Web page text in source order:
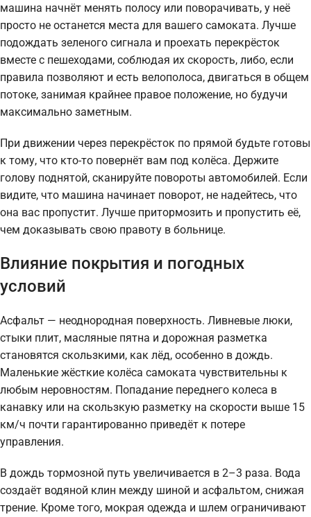
машина начнёт менять полосу или поворачивать, у неё
просто не останется места для вашего самоката. Лучше
подождать зеленого сигнала и проехать перекрёсток
вместе с пешеходами, соблюдая их скорость, либо, если
правила позволяют и есть велополоса, двигаться в общем
потоке, занимая крайнее правое положение, но будучи
максимально заметным.
При движении через перекрёсток по прямой будьте готовы
к тому, что кто-то повернёт вам под колёса. Держите
голову поднятой, сканируйте повороты автомобилей. Если
видите, что машина начинает поворот, не надейтесь, что
она вас пропустит. Лучше притормозить и пропустить её,
чем доказывать свою правоту в больнице.
Влияние покрытия и погодных
условий
Асфальт — неоднородная поверхность. Ливневые люки,
стыки плит, масляные пятна и дорожная разметка
становятся скользкими, как лёд, особенно в дождь.
Маленькие жёсткие колёса самоката чувствительны к
любым неровностям. Попадание переднего колеса в
канавку или на скользкую разметку на скорости выше 15
км/ч почти гарантированно приведёт к потере
управления.
В дождь тормозной путь увеличивается в 2–3 раза. Вода
создаёт водяной клин между шиной и асфальтом, снижая
трение. Кроме того, мокрая одежда и шлем ограничивают